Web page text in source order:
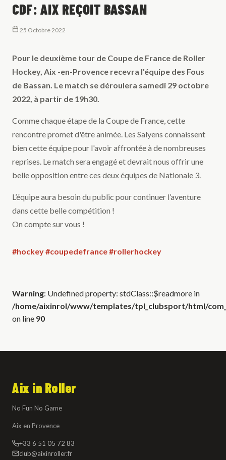
CDF: AIX REÇOIT BASSAN
25 Octobre 2022
Pour le deuxième tour de Coupe de France de Roller
Hockey, Aix -en-Provence recevra l'équipe des Fous
de Bassan. Le match se déroulera samedi 29 octobre
2022, à partir de 19h30.
Comme chaque étape de la Coupe de France, cette
rencontre promet d'être animée. Les Salyens connaissent
bien cette équipe pour l'avoir affrontée à de nombreuses
reprises. Le match sera engagé et devrait nous offrir une
belle opposition entre ces deux équipes de Nationale 3.
L’équipe aura besoin du public pour continuer l’aventure
dans cette belle compétition !
On compte sur vous !
#hockey#coupedefrance#rollerhockey
Warning: Undefined property: stdClass::$readmore in
/home/aixinrol/www/templates/tpl_clubsport/html/
on line 90
Aix in Roller
No Fun No Game
Aix en Provence
+33 6 51 05 72 83
club@aixinroller.fr